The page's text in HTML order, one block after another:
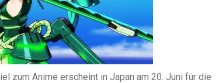
zum Anime erscheint in Japan am 20. Juni für die